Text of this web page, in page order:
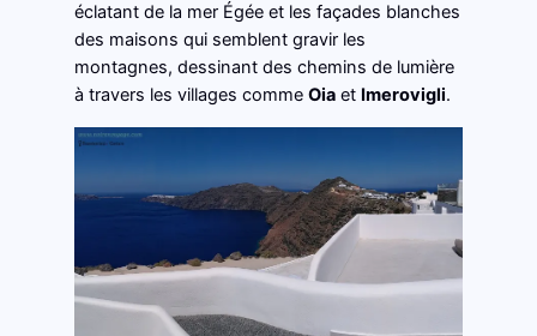
éclatant de la mer Égée et les façades blanches
des maisons qui semblent gravir les
montagnes, dessinant des chemins de lumière
à travers les villages comme Oiaet Imerovigli.